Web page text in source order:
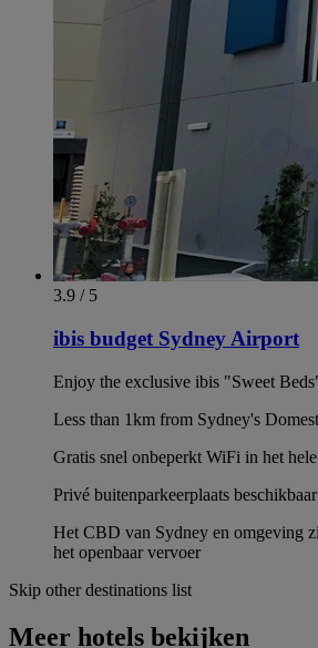
3.9 / 5
ibis budget Sydney Airport
Enjoy the exclusive ibis "Sweet
Less than 1km from Sydney's
Gratis snel onbeperkt WiFi in het
Privé buitenparkeerplaats
Het CBD van Sydney en omgeving
het openbaar vervoer
Skip other destinations list
Meer hotels bekijken